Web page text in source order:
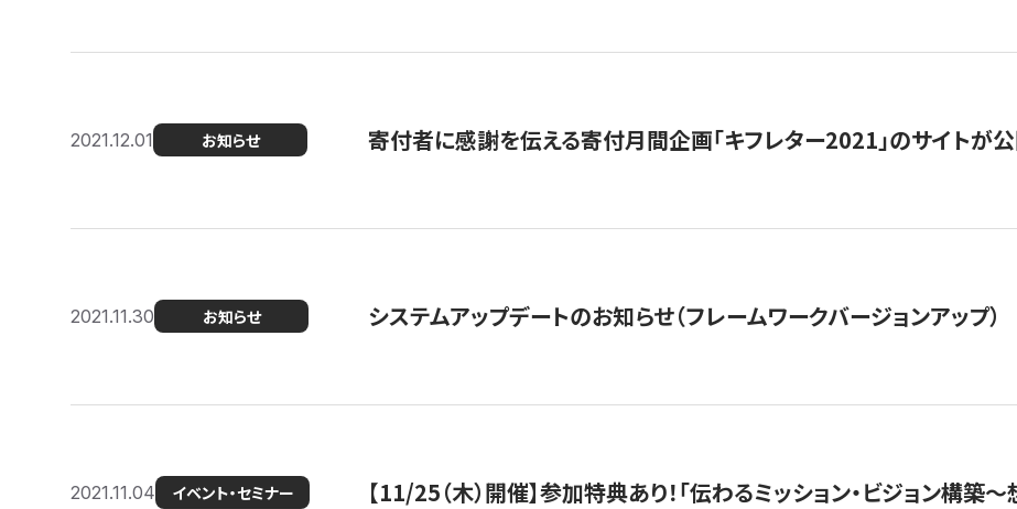
2021.12.01 お知らせ 寄付者に感謝を伝える寄付月間企画「キフレター2021」のサイトが
2021.11.30 お知らせ システムアップデートのお知らせ（フレームワークバージョンアップ）
2021.11.04 イベント・セミナー 【11/25（木）開催】参加特典あり！「伝わるミッション・ビジョン構